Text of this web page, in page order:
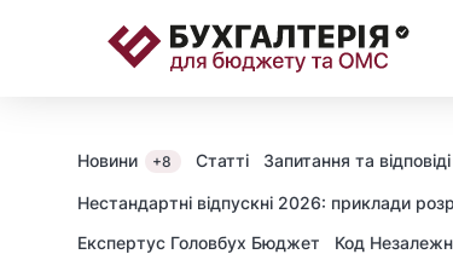
Новини +8 Статті Запитання та відповіді
Нестандартні відпускні 2026: приклади
Експертус Головбух Бюджет
Код